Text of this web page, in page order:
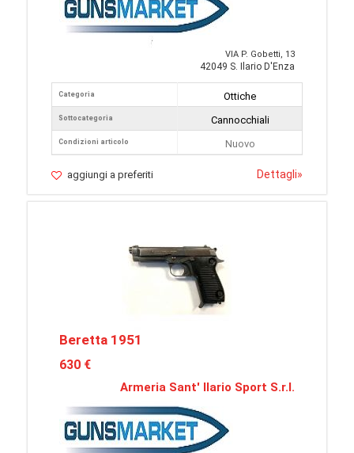
VIA P. Gobetti, 13
42049 S. Ilario D'Enza
Categoria
Sottocategoria
Condizioni articolo
Ottiche
Cannocchiali
Nuovo
aggiungi a preferiti Dettagli»
Beretta 1951
630 €
Armeria Sant' Ilario Sport S.r.l.